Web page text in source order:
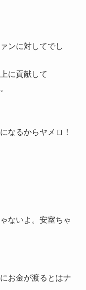
ンに対してでし
に貢献して
なるからヤメロ！
ないよ。安室ちゃ
お金が渡るとはナ